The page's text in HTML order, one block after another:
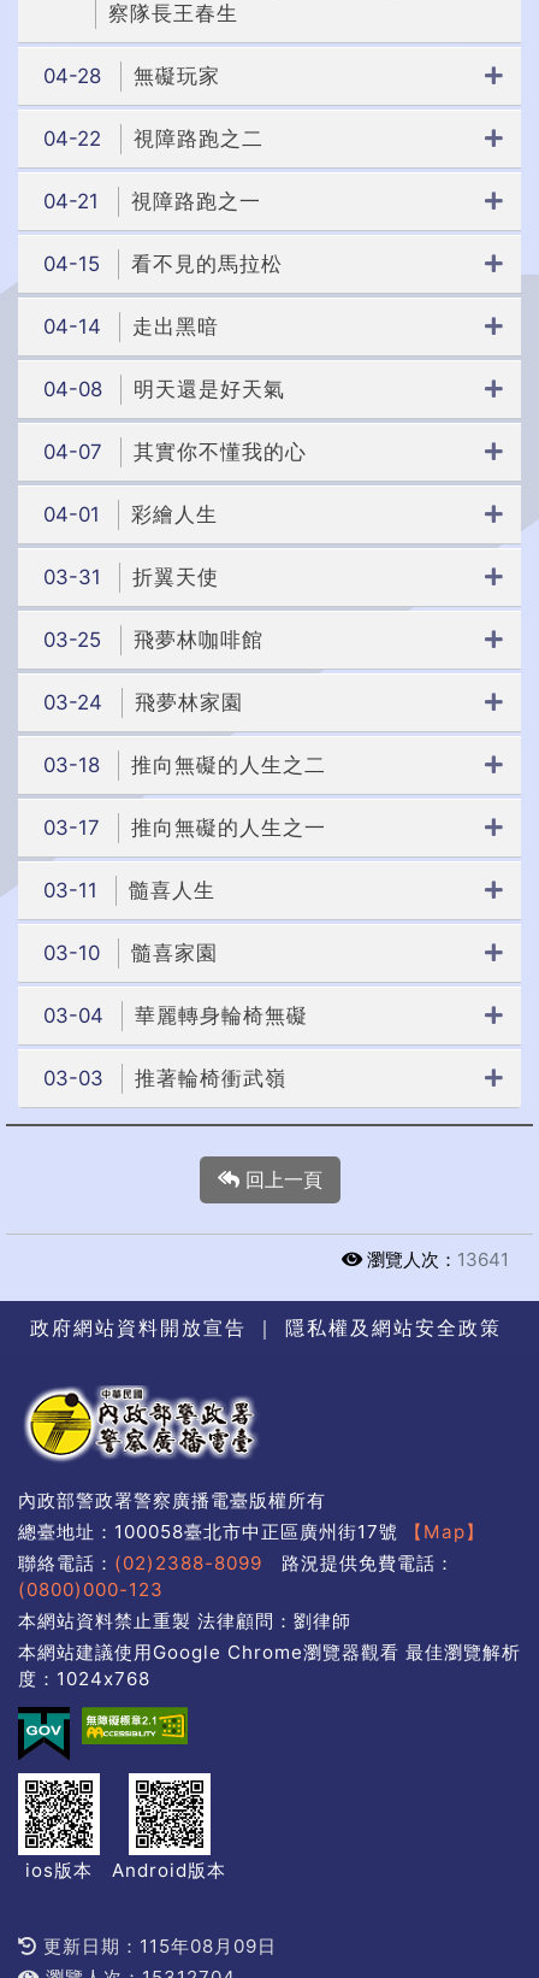
察隊長王春生
04-28 無礙玩家
04-22 視障路跑之二
04-21 視障路跑之一
04-15 看不見的馬拉松
04-14 走出黑暗
04-08 明天還是好天氣
04-07 其實你不懂我的心
04-01 彩繪人生
03-31 折翼天使
03-25 飛夢林咖啡館
03-24 飛夢林家園
03-18 推向無礙的人生之二
03-17 推向無礙的人生之一
03-11 髓喜人生
03-10 髓喜家園
03-04 華麗轉身輪椅無礙
03-03 推著輪椅衝武嶺
回上一頁
瀏覽人次： 13641
政府網站資料開放宣告 ｜ 隱私權及網站安全政策
內政部警政署警察廣播電臺版權所有
總臺地址：100058臺北市中正區廣州街17號
【Map】
聯絡電話： (02)2388-8099 路況提供免費電話：
(0800)000-123
本網站資料禁止重製 法律顧問：劉律師
本網站建議使用Google Chrome瀏覽器觀看 最佳瀏覽解析
度：1024x768
ios版本 Android版本
更新日期：115年08月09日